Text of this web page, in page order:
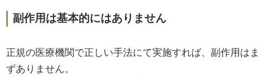
副作用は基本的にはありません
正規の医療機関で正しい手法にて実施すれば、副作用はま
ずありません。